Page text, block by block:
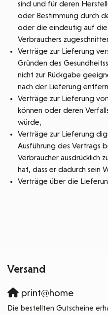
sind und für deren
oder Bestimmung durch
oder die eindeutig auf die
Verbrauchers
Verträge zur Lieferung
Gründen des
nicht zur Rückgabe
nach der Lieferung
Verträge zur Lieferung
können oder deren
würde,
Verträge zur Lieferung
Ausführung des Vertrags
Verbraucher ausdrücklich
hat, dass er dadurch sein
Verträge über die
Versand
print@home
Die bestellten Gutscheine